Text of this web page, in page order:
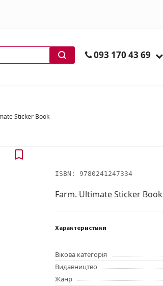
093 170 43 69
Sticker Book -
ISBN: 9780241247334
Farm. Ultimate Sticker Book
Характеристики
Вікова категорія
Видавництво
Жанр